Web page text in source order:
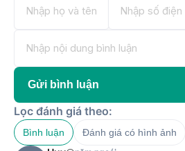
Gửi bình luận
Lọc đánh giá theo:
Bình luận Đánh giá có hình ảnh